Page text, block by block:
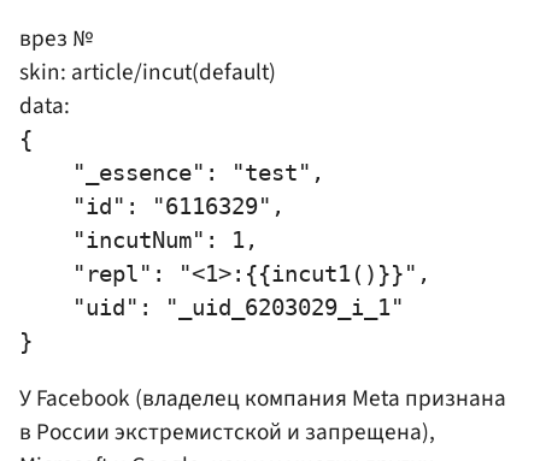
врез №
skin: article/incut(default)
data:
{
    "_essence": "test",
    "id": "6116329",
    "incutNum": 1,
    "repl": "<1>:{{incut1()}}",
    "uid": "_uid_6203029_i_1"
У Facebook (владелец компания Meta признана
в России экстремистской и запрещена),